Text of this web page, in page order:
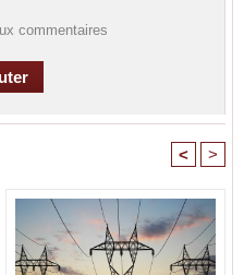
commentaires
< >